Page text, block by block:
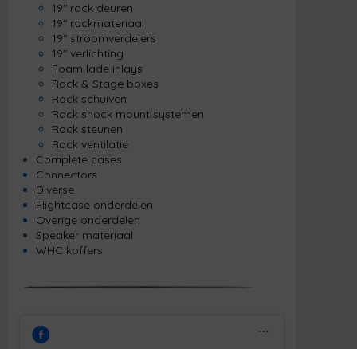
19" rack deuren
19" rackmateriaal
19" stroomverdelers
19" verlichting
Foam lade inlays
Rack & Stage boxes
Rack schuiven
Rack shock mount systemen
Rack steunen
Rack ventilatie
Complete cases
Connectors
Diverse
Flightcase onderdelen
Overige onderdelen
Speaker materiaal
WHC koffers